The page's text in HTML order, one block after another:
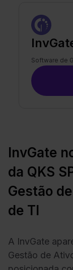
Software de
InvGate
da QKS
Gestão
de TI
A InvGate
Gestão de